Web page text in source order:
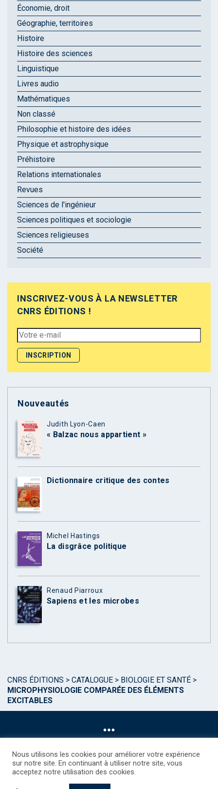
Économie, droit
Géographie, territoires
Histoire
Histoire des sciences
Linguistique
Livres audio
Mathématiques
Non classé
Philosophie et histoire des idées
Physique et astrophysique
Préhistoire
Relations internationales
Revues
Sciences de l'ingénieur
Sciences politiques et sociologie
Sciences religieuses
Société
INSCRIVEZ-VOUS À LA NEWSLETTER
CNRS ÉDITIONS !
Nouveautés
Judith Lyon-Caen
« Balzac nous appartient »
Dictionnaire critique des contes
Michel Hastings
La disgrâce politique
Renaud Piarroux
Sapiens et les microbes
CNRS ÉDITIONS > CATALOGUE > BIOLOGIE ET SANTÉ >
MICROPHYSIOLOGIE COMPARÉE DES ÉLÉMENTS
EXCITABLES
©CNRS EDITIONS 2025
Nous utilisons les cookies pour améliorer votre expérience
sur notre site. En continuant à utiliser notre site, vous
acceptez notre utilisation des cookies.